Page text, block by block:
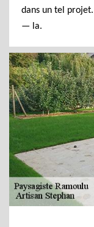
dans un tel
— la.